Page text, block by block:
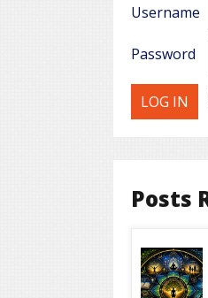
Username
Password
Posts